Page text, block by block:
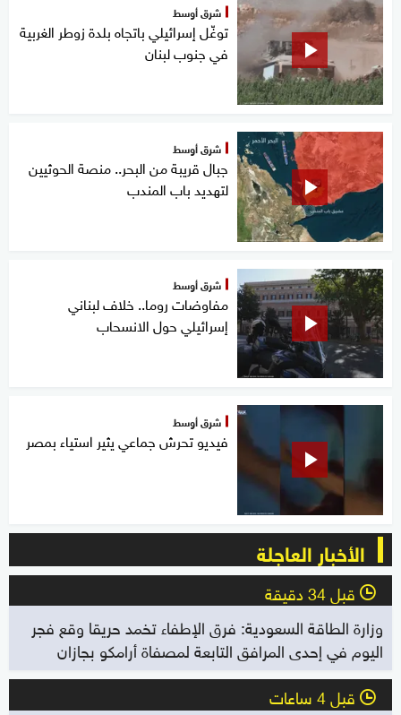
شرق أوسط
توغّل إسرائيلي باتجاه بلدة زوطر الغربية
في جنوب لبنان
شرق أوسط
جبال قريبة من البحر.. منصة الحوثيين
لتهديد باب المندب
شرق أوسط
مفاوضات روما.. خلاف لبناني
إسرائيلي حول الانسحاب
شرق أوسط
فيديو تحرش جماعي يثير استياء بمصر
الأخبار العاجلة
l قبل 34 دقيقة
وزارة الطاقة السعودية: فرق الإطفاء تخمد حريقا وقع فجر
اليوم في إحدى المرافق التابعة لمصفاة أرامكو بجازان
l قبل 4 ساعات